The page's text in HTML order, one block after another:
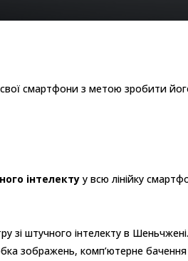
смартфони з метою зробити
інтелекту у всю лінійку
зі штучного інтелекту в Шеньчжені.
зображень, комп’ютерне